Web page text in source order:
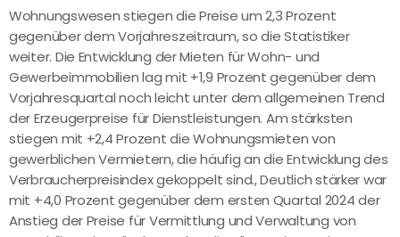
Wohnungswesen stiegen die Preise um 2,3 Prozent
gegenüber dem Vorjahreszeitraum, so die Statistiker
weiter. Die Entwicklung der Mieten für Wohn- und
Gewerbeimmobilien lag mit +1,9 Prozent gegenüber dem
Vorjahresquartal noch leicht unter dem allgemeinen Trend
der Erzeugerpreise für Dienstleistungen. Am stärksten
stiegen mit +2,4 Prozent die Wohnungsmieten von
gewerblichen Vermietern, die häufig an die Entwicklung des
Verbraucherpreisindex gekoppelt sind., Deutlich stärker war
mit +4,0 Prozent gegenüber dem ersten Quartal 2024 der
Anstieg der Preise für Vermittlung und Verwaltung von